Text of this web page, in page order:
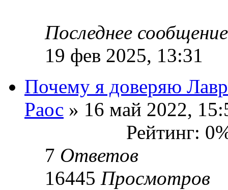
Последнее
19 фев 2025, 13:31
Почему я доверяю
Раос » 16 май 2022,
Рейтинг:
7 Ответов
16445 Просмотров